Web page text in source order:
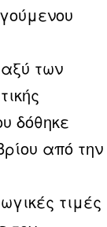
των
δόθηκε
από την
τιμές